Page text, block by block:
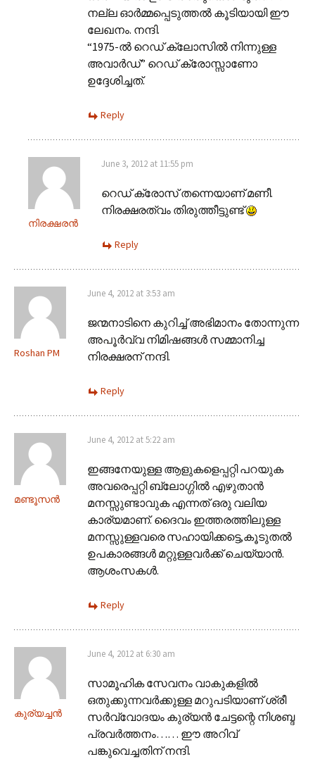
നല്ല ഓർമ്മപ്പെടുത്തൽ കൂടിയായി ഈ
ലേഖനം. നന്ദി.
“1975-ൽ റെഡ് ക്ലോസിൽ നിന്നുള്ള
അവാർഡ്” റെഡ് ക്രോസ്സാണോ
ഉദ്ദേശിച്ചത്.
Reply
നിരക്ഷരൻ
June 3, 2012 at 11:55 pm
റെഡ് ക്രോസ് തന്നെയാണ് മണീ.
നിരക്ഷരത്വം തിരുത്തീട്ടുണ്ട്
Reply
Roshan PM
June 4, 2012 at 3:53 am
ജന്മനാടിനെ കുറിച്ച് അഭിമാനം തോന്നുന്ന
അപൂര്‍വ്വ നിമിഷങ്ങള്‍ സമ്മാനിച്ച
നിരക്ഷരന് നന്ദി.
Reply
മണ്ടൂസന്‍
June 4, 2012 at 5:22 am
ഇങ്ങനേയുള്ള ആളുകളെപ്പറ്റി പറയുക
അവരെപ്പറ്റി ബ്ലോഗ്ഗിൽ എഴുതാൻ
മനസ്സുണ്ടാവുക എന്നത് ഒരു വലിയ
കാര്യമാണ്. ദൈവം ഇത്തരത്തിലുള്ള
മനസ്സുള്ളവരെ സഹായിക്കട്ടെ,കൂടുതൽ
ഉപകാരങ്ങൾ മറ്റുള്ളവർക്ക് ചെയ്യാൻ.
ആശംസകൾ.
Reply
കുര്യച്ചന്‍
June 4, 2012 at 6:30 am
സാമൂഹിക സേവനം വാകുകളില്‍
ഒതുക്കുന്നവര്‍ക്കുള്ള മറുപടിയാണ് ശ്രീ
സര്‍വ്വോദയം കുര്യന്‍ ചേട്ടന്റെ നിശബ്ദ
പ്രവര്‍ത്തനം…… ഈ അറിവ്
പങ്കുവെച്ചതിന് നന്ദി.